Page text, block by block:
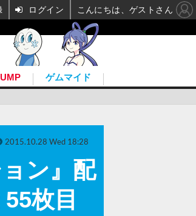
ゲムマイド
ン』配
枚目
2015.10.28 Wed 18:28
ログイン こんにちは、ゲストさん